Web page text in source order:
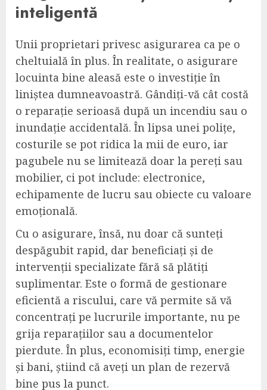
inteligentă
Unii proprietari privesc asigurarea ca pe o
cheltuială în plus. În realitate, o asigurare
locuinta bine aleasă este o investiție în
liniștea dumneavoastră. Gândiți-vă cât costă
o reparație serioasă după un incendiu sau o
inundație accidentală. În lipsa unei polițe,
costurile se pot ridica la mii de euro, iar
pagubele nu se limitează doar la pereți sau
mobilier, ci pot include: electronice,
echipamente de lucru sau obiecte cu valoare
emoțională.
Cu o asigurare, însă, nu doar că sunteți
despăgubit rapid, dar beneficiați și de
intervenții specializate fără să plătiți
suplimentar. Este o formă de gestionare
eficientă a riscului, care vă permite să vă
concentrați pe lucrurile importante, nu pe
grija reparațiilor sau a documentelor
pierdute. În plus, economisiți timp, energie
și bani, știind că aveți un plan de rezervă
bine pus la punct.